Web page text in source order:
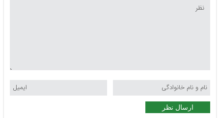
ارسال نظر